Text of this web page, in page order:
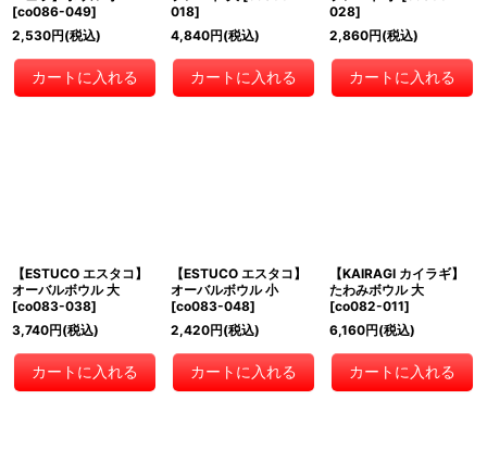
[co086-049]
2,530円(税込)
カートに入れる
018]
4,840円(税込)
カートに入れる
028]
2,860円(税込)
カートに入れる
【ESTUCO エスタコ】
オーバルボウル 大
[co083-038]
3,740円(税込)
カートに入れる
【ESTUCO エスタコ】
オーバルボウル 小
[co083-048]
2,420円(税込)
カートに入れる
【KAIRAGI カイラギ】
たわみボウル 大
[co082-011]
6,160円(税込)
カートに入れる